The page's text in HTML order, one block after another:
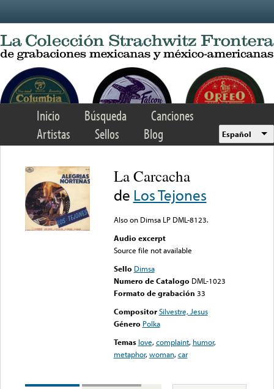
Inicio Búsqueda
Canciones
Artistas
Sellos Blog Español
La Carcacha
de Los Tejones
Also on Dimsa LP DML-8123.
Audio excerpt
Source file not available
Sello Dimsa
Numero de Catalogo DML-1023
Formato de grabación 33
Compositor Silvestre, Jesus
Género Polka
Temas love,complaint, humor,
metaphor,woman,car